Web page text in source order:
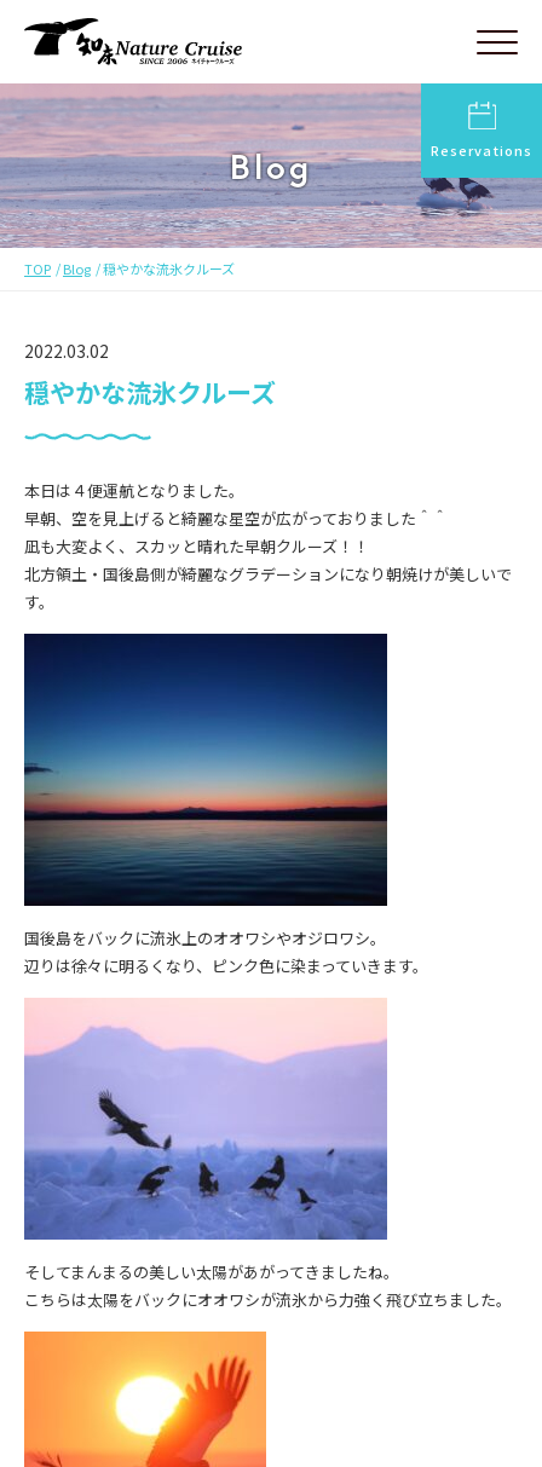
Reservations
Blog
TOP Blog 穏やかな流氷クルーズ
2022.03.02
穏やかな流氷クルーズ
本日は４便運航となりました。
早朝、空を見上げると綺麗な星空が広がっておりました＾＾
凪も大変よく、スカッと晴れた早朝クルーズ！！
北方領土・国後島側が綺麗なグラデーションになり朝焼けが美しいで
す。
国後島をバックに流氷上のオオワシやオジロワシ。
辺りは徐々に明るくなり、ピンク色に染まっていきます。
そしてまんまるの美しい太陽があがってきましたね。
こちらは太陽をバックにオオワシが流氷から力強く飛び立ちました。